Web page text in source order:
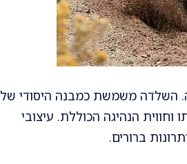
השלדה משמשת כמבנה היסודי של
הנהיגה הכוללת. עיצובי
ברורים.